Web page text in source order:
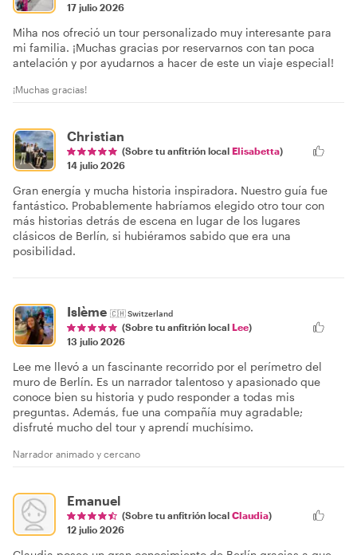
17 julio 2026
Miha nos ofreció un tour personalizado muy interesante para
mi familia. ¡Muchas gracias por reservarnos con tan poca
antelación y por ayudarnos a hacer de este un viaje especial!
¡Muchas gracias!
Christian
(Sobre tu anfitrión local Elisabetta)
14 julio 2026
Gran energía y mucha historia inspiradora. Nuestro guía fue
fantástico. Probablemente habríamos elegido otro tour con
más historias detrás de escena en lugar de los lugares
clásicos de Berlín, si hubiéramos sabido que era una
posibilidad.
Islème 🇨🇭Switzerland
(Sobre tu anfitrión local Lee)
13 julio 2026
Lee me llevó a un fascinante recorrido por el perímetro del
muro de Berlín. Es un narrador talentoso y apasionado que
conoce bien su historia y pudo responder a todas mis
preguntas. Además, fue una compañía muy agradable;
disfruté mucho del tour y aprendí muchísimo.
Narrador animado y cercano
Emanuel
(Sobre tu anfitrión local Claudia)
12 julio 2026